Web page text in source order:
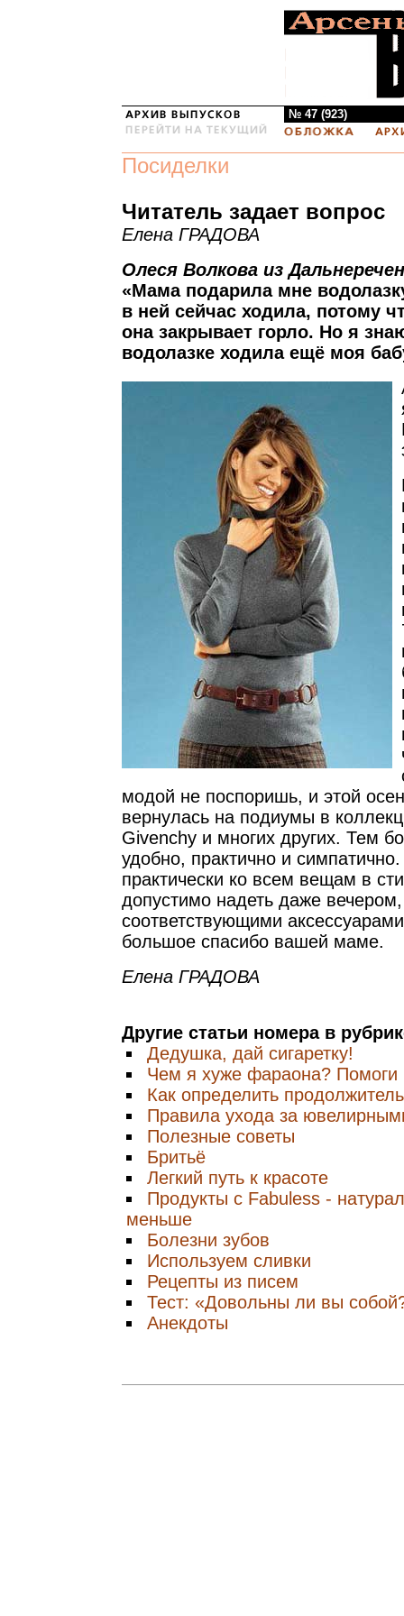
№ 47 (923)
Посиделки
Читатель задает вопрос
Елена ГРАДОВА
Олеся Волкова из
«Мама подарила мне
в ней сейчас ходила, потому
она закрывает горло. Но я
водолазке ходила ещё моя
модой не поспоришь, и этой
вернулась на подиумы в
Givenchy и многих других. Тем
удобно, практично и
практически ко всем вещам в
допустимо надеть даже
соответствующими
большое спасибо вашей маме.
Елена ГРАДОВА
Другие статьи номера в
Дедушка, дай сигаретку!
Чем я хуже фараона? Помоги
Как определить
Правила ухода за
Полезные советы
Бритьё
Легкий путь к красоте
Продукты с Fabuless -
меньше
Болезни зубов
Используем сливки
Рецепты из писем
Тест: «Довольны ли вы
Анекдоты